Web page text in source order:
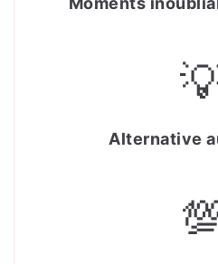
Alternative